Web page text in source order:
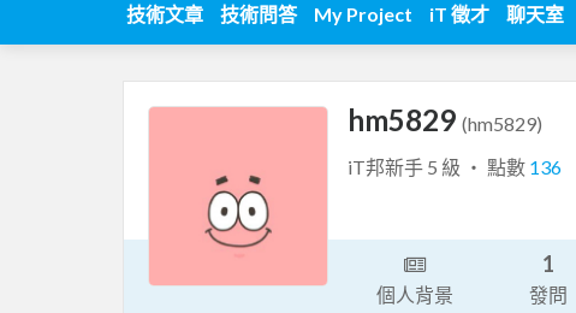
技術文章 技術問答 My Project iT 徵才 聊天室
hm5829 (hm5829)
iT邦新手 5 級 ‧ 點數 136
個人背景
1
發問